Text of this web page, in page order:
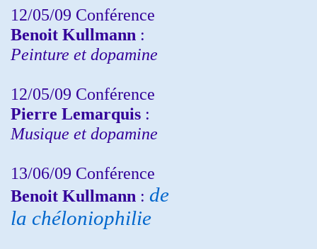
12/05/09 Conférence
Benoit Kullmann :
Peinture et dopamine
12/05/09 Conférence
Pierre Lemarquis :
Musique et dopamine
13/06/09 Conférence
Benoit Kullmann : de
la chéloniophilie